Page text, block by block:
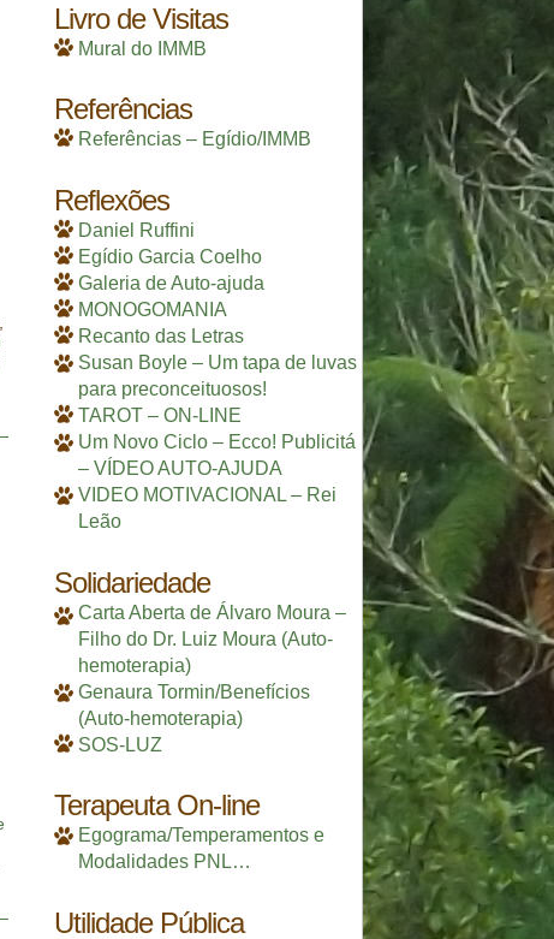
,
Livro de Visitas
Mural do IMMB
Referências
Referências – Egídio/IMMB
Reflexões
Daniel Ruffini
Egídio Garcia Coelho
Galeria de Auto-ajuda
MONOGOMANIA
Recanto das Letras
Susan Boyle – Um tapa de luvas
para preconceituosos!
TAROT – ON-LINE
Um Novo Ciclo – Ecco! Publicitá
– VÍDEO AUTO-AJUDA
VIDEO MOTIVACIONAL – Rei
Leão
Solidariedade
Carta Aberta de Álvaro Moura –
Filho do Dr. Luiz Moura (Auto-
hemoterapia)
Genaura Tormin/Benefícios
(Auto-hemoterapia)
SOS-LUZ
Terapeuta On-line
Egograma/Temperamentos e
Modalidades PNL…
Utilidade Pública